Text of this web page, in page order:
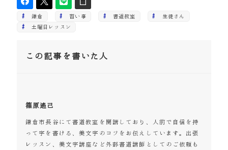
鎌倉 習い事 書道教室 生徒さん
土曜日レッスン
この記事を書いた人
篠原遙己
鎌倉市長谷にて書道教室を開講しており、人前で自信を持
って字を書ける、美文字のコツをお伝えしています。出張
レッスン、美文字講座など外部書道講師としてのご依頼も